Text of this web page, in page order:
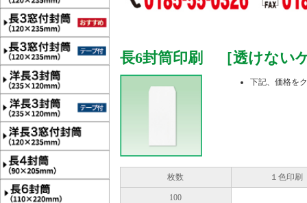
長6封筒印刷 ［透けない
下記、価格を
枚数 １色印刷
100